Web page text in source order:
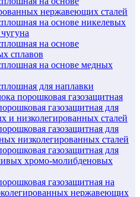
нержавеющих сталей
на основе никелевых
на основе
сплавов
на основе медных
для наплавки
порошковая газозащитная
газозащитная для
и низколегированных сталей
газозащитная для
низколегированных сталей
газозащитная для
хромо-молибденовых
газозащитная на
нержавеющих